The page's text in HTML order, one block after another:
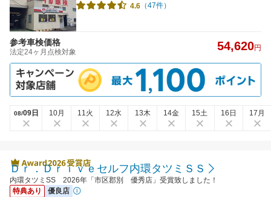
4.6 （47件）
参考車検価格
法定24ヶ月点検対象 54,620円
08/09日 10月 11火 12水 13木 14金 15土 16日 17月
Ｄｒ．Ｄｒｉｖｅセルフ内環タツミＳＳ
内環タツミSS 2026年「市区郡別 優秀店」受賞致しました！
特典あり
優良店